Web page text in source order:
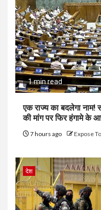
1 min read
एक राज्य का बदलेगा नाम!
की मांग पर फिर हंगामे के
7 hours ago Expose
देश